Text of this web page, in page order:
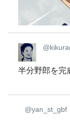
半分野郎を完
@yan_st_gbf